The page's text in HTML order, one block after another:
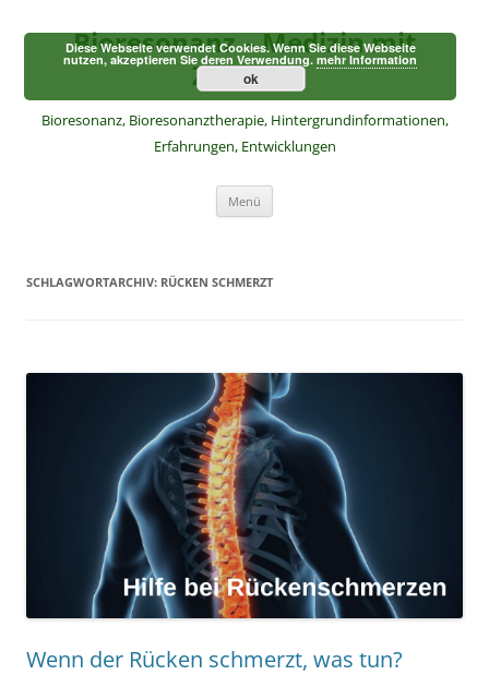
springenBioresonanz – Medizin mit
Zukunft
Bioresonanz, Bioresonanztherapie, Hintergrundinformationen,
Erfahrungen, Entwicklungen
Menü
SCHLAGWORTARCHIV: RÜCKEN SCHMERZT
Wenn der Rücken schmerzt, was tun?
Diese Webseite verwendet Cookies. Wenn Sie diese Webseite
nutzen, akzeptieren Sie deren Verwendung.mehr Information
ok